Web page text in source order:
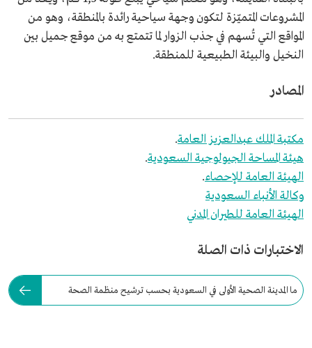
المشروعات المتميّزة لتكون وجهة سياحية رائدة بالمنطقة، وهو من
المواقع التي تُسهم في جذب الزوار لما تتمتع به من موقع جميل بين
النخيل والبيئة الطبيعية للمنطقة.
المصادر
مكتبة الملك عبدالعزيز العامة.
هيئة المساحة الجيولوجية السعودية.
الهيئة العامة للإحصاء.
وكالة الأنباء السعودية
الهيئة العامة للطيران المدني
الاختبارات ذات الصلة
ما المدينة الصحية الأولى في السعودية بحسب ترشيح منظمة الصحة